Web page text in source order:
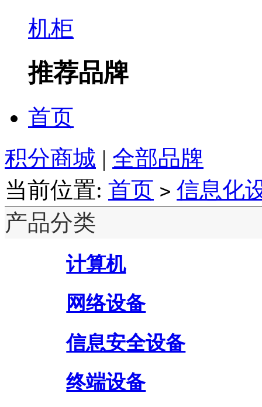
机柜
推荐品牌
首页
积分商城 | 全部品牌
当前位置: 首页 > 信息化
产品分类
计算机
网络设备
信息安全设备
终端设备